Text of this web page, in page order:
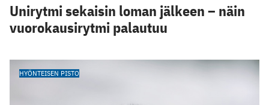
Unirytmi sekaisin loman jälkeen – näin
vuorokausirytmi palautuu
HYÖNTEISEN PISTO